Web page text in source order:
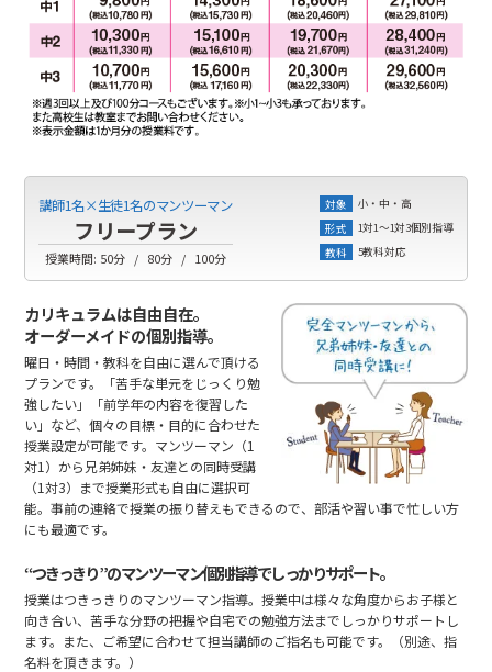
講師1名×生徒1名のマンツーマン
フリープラン
授業時間: 50分 80分 100分
対象
小・中・高
形式
1対1～1対3個別指導
教科
5教科対応
カリキュラムは自由自在。
オーダーメイドの個別指導。
曜日・時間・教科を自由に選んで頂ける
プランです。「苦手な単元をじっくり勉
強したい」「前学年の内容を復習した
い」など、個々の目標・目的に合わせた
授業設定が可能です。マンツーマン（1
対1）から兄弟姉妹・友達との同時受講
（1対3）まで授業形式も自由に選択可
能。事前の連絡で授業の振り替えもできるので、部活や習い事で忙しい方
にも最適です。
“つきっきり”のマンツーマン個別指導でしっかりサポート。
授業はつきっきりのマンツーマン指導。授業中は様々な角度からお子様と
向き合い、苦手な分野の把握や自宅での勉強方法までしっかりサポートし
ます。また、ご希望に合わせて担当講師のご指名も可能です。（別途、指
名料を頂きます。）